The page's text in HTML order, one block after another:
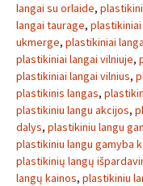
langai su orlaide,
langai taurage,
ukmerge, plastikiniai
plastikiniai langai vilniuje,
plastikiniai langai vilnius,
plastikinis langas,
plastikiniu langu akcijos,
dalys, plastikiniu langu
plastikiniu langu gamyba
plastikinių langų
langų kainos, plastikiniu